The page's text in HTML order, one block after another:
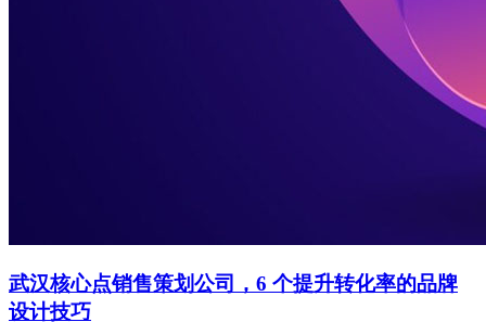
武汉核心点销售策划公司，6 个提升转化率的品牌
设计技巧